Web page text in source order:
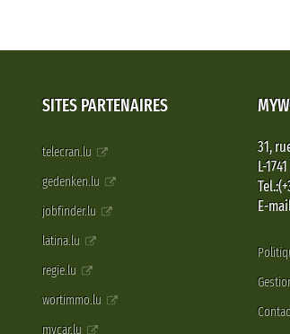
SITES PARTENAIRES
telecran.lu
gedenken.lu
jobfinder.lu
latina.lu
regie.lu
wortimmo.lu
mycar.lu
31,
L-
E-